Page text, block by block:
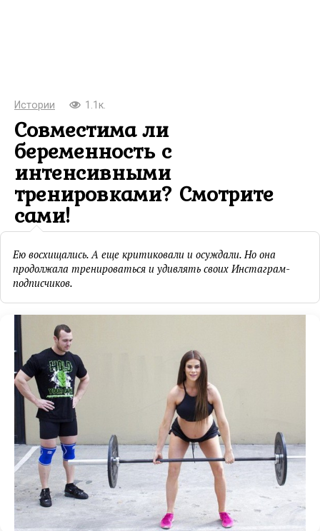
Истории 1.1к.
Совместима ли
беременность с
интенсивными
тренировками? Смотрите
сами!
Ею восхищались. А еще критиковали и осуждали. Но она
продолжала тренироваться и удивлять своих Инстаграм-
подписчиков.